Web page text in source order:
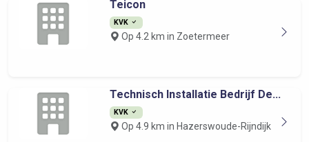
Teicon
KVK
Op 4.2 km in Zoetermeer
Technisch Installatie Bedrijf De...
KVK
Op 4.9 km in Hazerswoude-Rijndijk